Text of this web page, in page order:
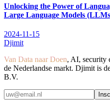
Unlocking the Power of
Large Language Models
2024-11-15
Djimit
Van Data naar Doen, AI, security
de Nederlandse markt. Djimit is
B.V.